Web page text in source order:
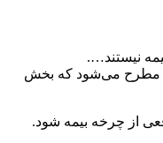
نیستند….
مطرح می‌شود که بخش
از چرخه بیمه شود.